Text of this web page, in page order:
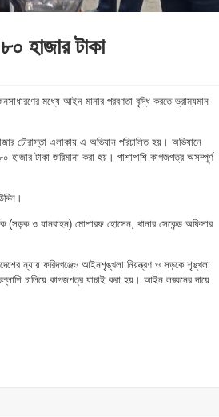
হাজার টাকা
মধ্যে আইন মানার প্রবণতা বৃদ্ধি করতে ভ্রাম্যমান
চৌরাস্তা এলাকায় এ অভিযান পরিচালিত হয়। অভিযানে
হাজার টাকা জরিমানা করা হয়। পাশাপাশি কাগজপত্র অসম্পূর্ণ
(সড়ক ও যানবাহন) মোশারফ হোসেন, থানার সেকেন্ড অফিসার
ন্যায় ফরিদগঞ্জেও আইনশৃঙ্খলা নিয়ন্ত্রণ ও সড়কে শৃঙ্খলা
চালিয়ে কাগজপত্র যাচাই করা হয়। আইন লঙ্ঘনের দায়ে